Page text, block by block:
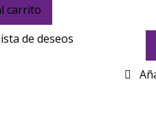
carrito